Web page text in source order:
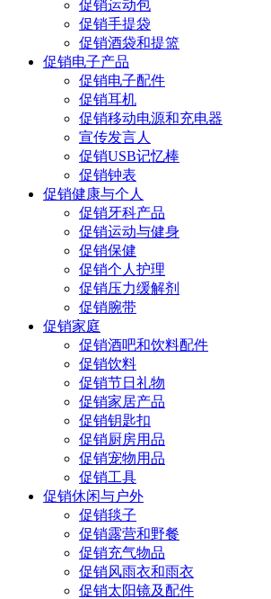
促销运动包
促销手提袋
促销酒袋和提篮
促销电子产品
促销电子配件
促销耳机
促销移动电源和充电器
宣传发言人
促销USB记忆棒
促销钟表
促销健康与个人
促销牙科产品
促销运动与健身
促销保健
促销个人护理
促销压力缓解剂
促销腕带
促销家庭
促销酒吧和饮料配件
促销饮料
促销节日礼物
促销家居产品
促销钥匙扣
促销厨房用品
促销宠物用品
促销工具
促销休闲与户外
促销毯子
促销露营和野餐
促销充气物品
促销风雨衣和雨衣
促销太阳镜及配件